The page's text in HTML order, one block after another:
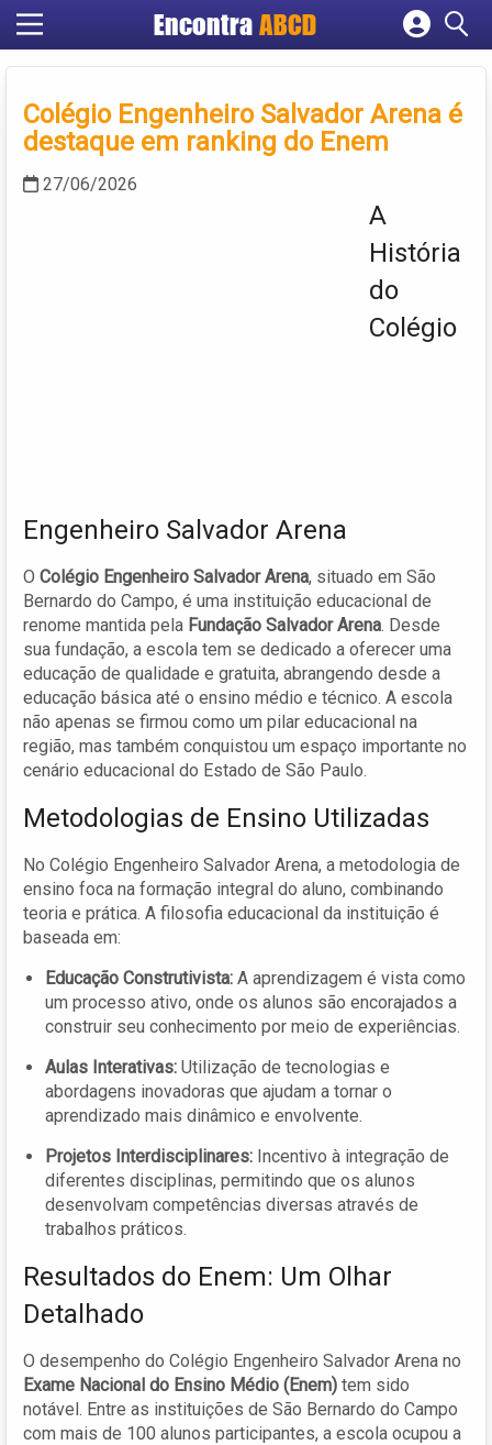
EncontraABCD
Cadastrar empresa
Criar conta
Colégio Engenheiro Salvador Arena é
destaque em ranking do Enem
27/06/2026
A
História
do
Colégio
Engenheiro Salvador Arena
O Colégio Engenheiro Salvador Arena, situado em São
Bernardo do Campo, é uma instituição educacional de
renome mantida pela Fundação Salvador Arena. Desde
sua fundação, a escola tem se dedicado a oferecer uma
educação de qualidade e gratuita, abrangendo desde a
educação básica até o ensino médio e técnico. A escola
não apenas se firmou como um pilar educacional na
região, mas também conquistou um espaço importante no
cenário educacional do Estado de São Paulo.
Metodologias de Ensino Utilizadas
No Colégio Engenheiro Salvador Arena, a metodologia de
ensino foca na formação integral do aluno, combinando
teoria e prática. A filosofia educacional da instituição é
baseada em:
Educação Construtivista: A aprendizagem é vista como
um processo ativo, onde os alunos são encorajados a
construir seu conhecimento por meio de experiências.
Aulas Interativas: Utilização de tecnologias e
abordagens inovadoras que ajudam a tornar o
aprendizado mais dinâmico e envolvente.
Projetos Interdisciplinares: Incentivo à integração de
diferentes disciplinas, permitindo que os alunos
desenvolvam competências diversas através de
trabalhos práticos.
Resultados do Enem: Um Olhar
Detalhado
O desempenho do Colégio Engenheiro Salvador Arena no
Exame Nacional do Ensino Médio (Enem) tem sido
notável. Entre as instituições de São Bernardo do Campo
com mais de 100 alunos participantes, a escola ocupou a